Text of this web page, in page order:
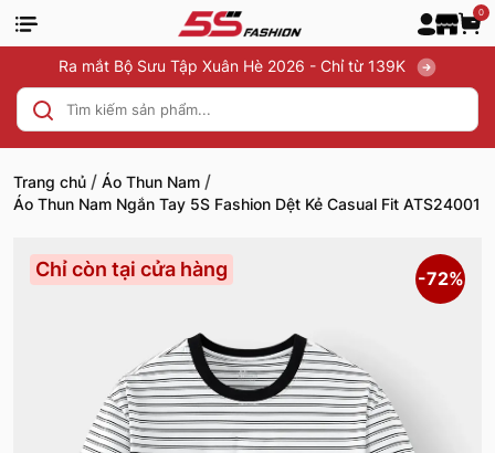
0
Ra mắt Bộ Sưu Tập Xuân Hè 2026 - Chỉ từ 139K
Trang chủ / Áo Thun Nam /
Áo Thun Nam Ngắn Tay 5S Fashion Dệt Kẻ Casual Fit ATS24001
Chỉ còn tại cửa hàng -72%